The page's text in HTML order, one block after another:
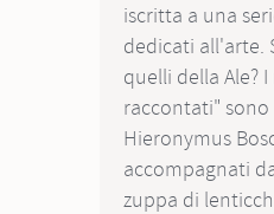
iscritta a una
dedicati all'arte.
quelli della Ale?
raccontati"
Hieronymus
accompagnati
zuppa di